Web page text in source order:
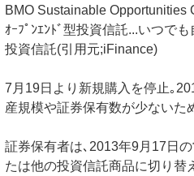
BMO Sustainable Opportunities
ｵｰﾌﾟﾝｴﾝﾄﾞ型投資信託...いつで
投資信託(引用元;iFinance)
7月19日より新規購入を停止｡
産規模や証券保有数が少ないた
証券保有者は､2013年9月17日
たは他の投資信託商品に切り替